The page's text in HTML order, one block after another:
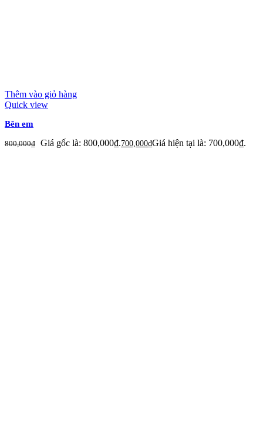
Thêm vào giỏ hàng
Quick view
Bên em
800,000₫ Giá gốc là: 800,000₫.700,000₫Giá hiện tại là: 700,000₫.